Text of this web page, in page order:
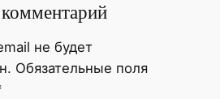
не будет
Обязательные поля